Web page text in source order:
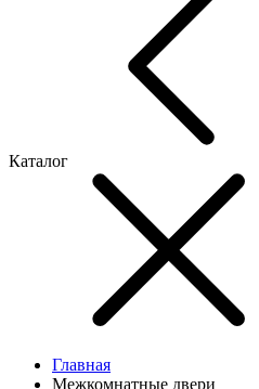
Каталог
Главная
Межкомнатные двери